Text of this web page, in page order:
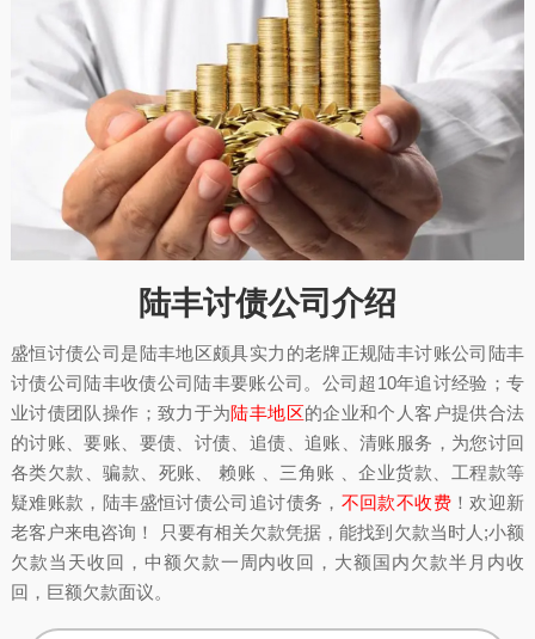
陆丰讨债公司介绍
盛恒讨债公司是陆丰地区颇具实力的老牌正规陆丰讨账公司陆丰
讨债公司陆丰收债公司陆丰要账公司。公司超10年追讨经验；专
业讨债团队操作；致力于为陆丰地区的企业和个人客户提供合法
的讨账、要账、要债、讨债、追债、追账、清账服务，为您讨回
各类欠款、骗款、死账、 赖账 、三角账 、企业货款、工程款等
疑难账款，陆丰盛恒讨债公司追讨债务， 不回款不收费！欢迎新
老客户来电咨询！ 只要有相关欠款凭据，能找到欠款当时人;小额
欠款当天收回，中额欠款一周内收回，大额国内欠款半月内收
回，巨额欠款面议。